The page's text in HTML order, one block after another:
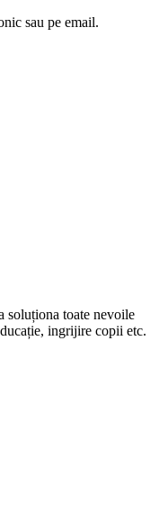
sau pe email.
soluționa toate nevoile
ingrijire copii etc.